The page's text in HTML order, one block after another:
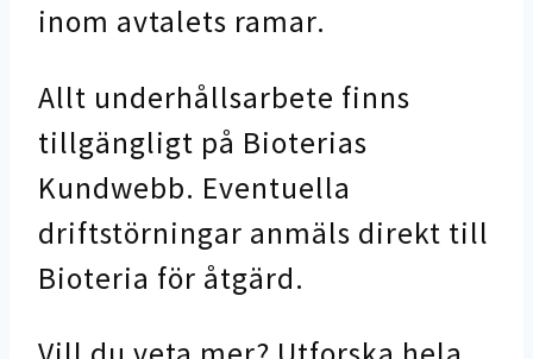
inom avtalets ramar.
Allt underhållsarbete finns
tillgängligt på Bioterias
Kundwebb. Eventuella
driftstörningar anmäls direkt till
Bioteria för åtgärd.